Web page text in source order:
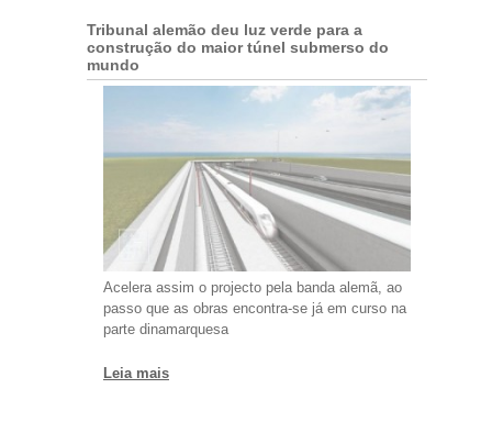
Tribunal alemão deu luz verde para a
construção do maior túnel submerso do
mundo
Acelera assim o projecto pela banda alemã, ao
passo que as obras encontra-se já em curso na
parte dinamarquesa
Leia mais